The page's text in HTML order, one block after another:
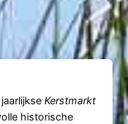
Kerstmarkt
historische